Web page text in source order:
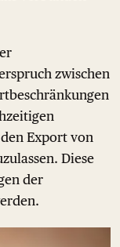
zwischen
Export von
Diese
der